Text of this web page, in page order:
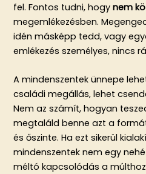
fel. Fontos tudni, hogynem
megemlékezésben.
idén másképp tedd, vagy
emlékezés személyes, nincs
A mindenszentek ünnepe
családi megállás, lehet
Nem az számít, hogyan
megtaláld benne azt a
és őszinte. Ha ezt sikerül
mindenszentek nem egy
méltó kapcsolódás a